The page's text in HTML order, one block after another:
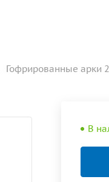
Гофрированные арки
В